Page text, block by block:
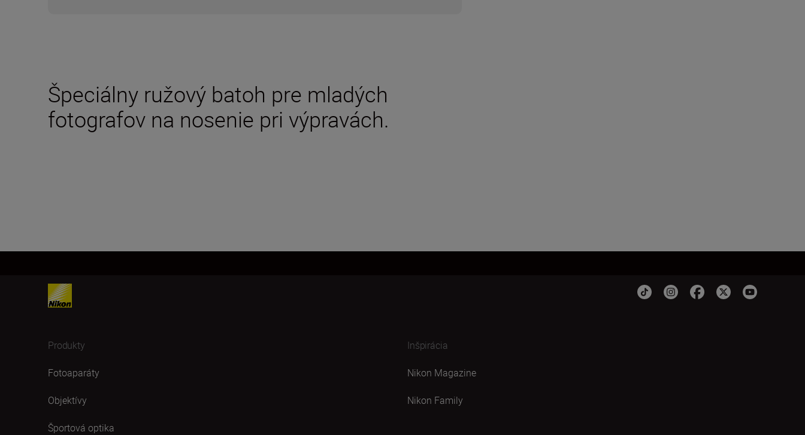
Špeciálny ružový batoh pre mladých
fotografov na nosenie pri výpravách.
Produkty
Fotoaparáty
Objektívy
Športová optika
Inšpirácia
Nikon Magazine
Nikon Family